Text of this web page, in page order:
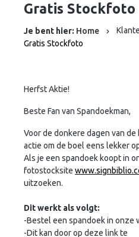
Gratis Stockfoto
Je bent hier: Home
Gratis Stockfoto
Herfst Aktie!
Beste Fan van Spandoekman,
Voor de donkere dagen van
actie om de boel eens lekker
Als je een spandoek koopt in
fotostocksite
uitzoeken.
Dit werkt als volgt:
-Bestel een spandoek in onze
-Dit kan door op deze link te